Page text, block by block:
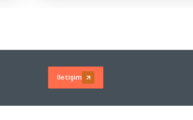
İletişim